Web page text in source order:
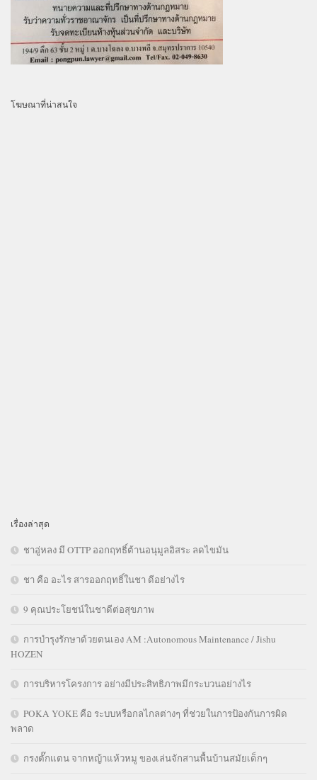
โฆษณาที่น่าสนใจ
เรื่องล่าสุด
ชาอู่หลง มี OTTP ออกฤทธิ์ต้านอนุมูลอิสระ ลดไขมัน
ชา คือ อะไร สารออกฤทธิ์ในชา ดีอย่างไร
9 คุณประโยชน์ในชาดีต่อสุขภาพ
การบำรุงรักษาด้วยตนเอง AM :Autonomous Maintenance / Jishu
HOZEN
การบริหารโครงการ อย่างมีประสิทธิภาพมีกระบวนอย่างไร
POKA YOKE คือ ระบบหรือกลไกลต่างๆ ที่ช่วยในการป้องกันการผิด
พลาด
กรงตั๊กแตน จากหญ้าแห้วหมู ของเล่นจักสานพื้นบ้านสมัยเด็กๆ